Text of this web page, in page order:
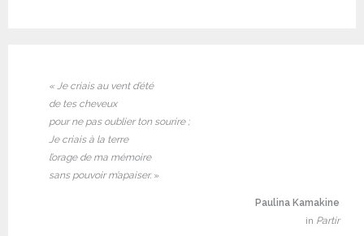
« Je criais au vent d’été
de tes cheveux
pour ne pas oublier ton sourire ;
Je criais à la terre
l’orage de ma mémoire
sans pouvoir m’apaiser.»
Paulina Kamakine
in Partir